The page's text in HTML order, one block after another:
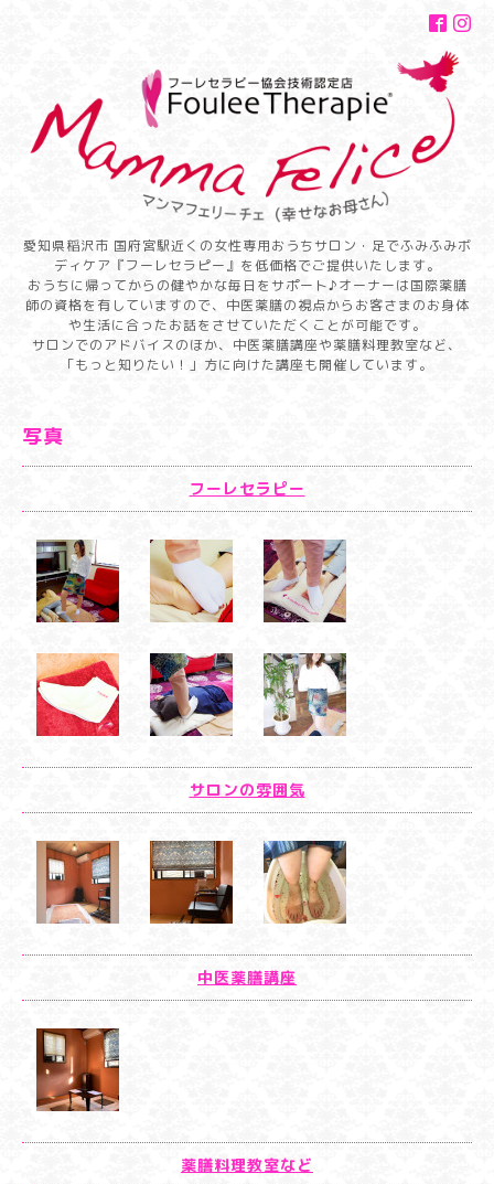
愛知県稲沢市 国府宮駅近くの女性専用おうちサロン・足でふみふみボ
ディケア『フーレセラピー』を低価格でご提供いたします。
おうちに帰ってからの健やかな毎日をサポート♪オーナーは国際薬膳
師の資格を有していますので、中医薬膳の視点からお客さまのお身体
や生活に合ったお話をさせていただくことが可能です。
サロンでのアドバイスのほか、中医薬膳講座や薬膳料理教室など、
「もっと知りたい！」方に向けた講座も開催しています。
写真
フーレセラピー
サロンの雰囲気
中医薬膳講座
薬膳料理教室など